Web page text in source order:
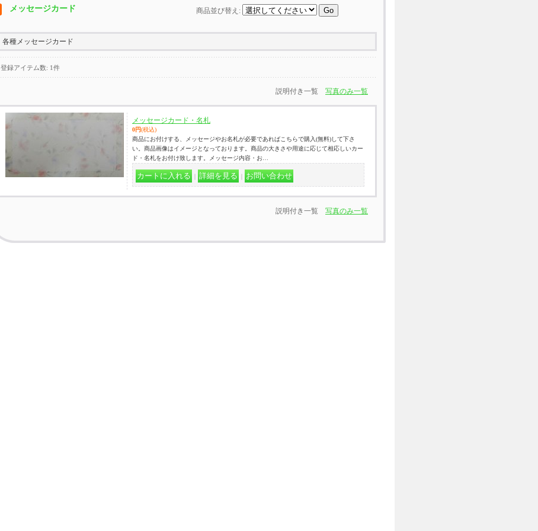
メッセージカード 商品並び替え :
各種メッセージカード
登録アイテム数: 1件
説明付き一覧 写真のみ一覧
メッセージカード・名札
0円(税込)
商品にお付けする、メッセージやお名札が必要であればこちらで購入(無料)して下さ
い。商品画像はイメージとなっております。商品の大きさや用途に応じて相応しいカー
ド・名札をお付け致します。メッセージ内容・お…
説明付き一覧 写真のみ一覧